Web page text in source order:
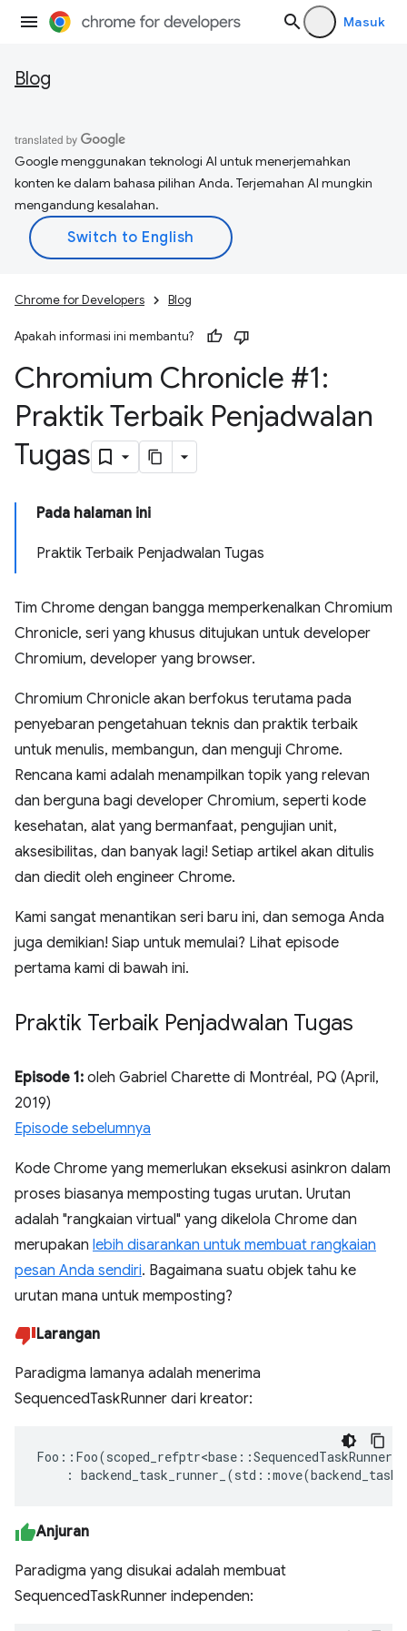
Masuk
Blog
Google menggunakan teknologi AI untuk menerjemahkan
konten ke dalam bahasa pilihan Anda. Terjemahan AI mungkin
mengandung kesalahan.
Chrome for Developers Blog
Apakah informasi ini membantu?
Chromium Chronicle #1:
Praktik Terbaik Penjadwalan
Tugas
Pada halaman ini
Praktik Terbaik Penjadwalan Tugas
Tim Chrome dengan bangga memperkenalkan Chromium
Chronicle, seri yang khusus ditujukan untuk developer
Chromium, developer yang browser.
Chromium Chronicle akan berfokus terutama pada
penyebaran pengetahuan teknis dan praktik terbaik
untuk menulis, membangun, dan menguji Chrome.
Rencana kami adalah menampilkan topik yang relevan
dan berguna bagi developer Chromium, seperti kode
kesehatan, alat yang bermanfaat, pengujian unit,
aksesibilitas, dan banyak lagi! Setiap artikel akan ditulis
dan diedit oleh engineer Chrome.
Kami sangat menantikan seri baru ini, dan semoga Anda
juga demikian! Siap untuk memulai? Lihat episode
pertama kami di bawah ini.
Praktik Terbaik Penjadwalan Tugas
Episode 1: oleh Gabriel Charette di Montréal, PQ (April,
2019)
Episode sebelumnya
Kode Chrome yang memerlukan eksekusi asinkron dalam
proses biasanya memposting tugas urutan. Urutan
adalah "rangkaian virtual" yang dikelola Chrome dan
merupakan lebih disarankan untuk membuat rangkaian
pesan Anda sendiri. Bagaimana suatu objek tahu ke
urutan mana untuk memposting?
Larangan
Paradigma lamanya adalah menerima
SequencedTaskRunner dari kreator:
Foo :: Foo(scoped_refptr<base ::SequencedTaskRunner
: backend_task_runner_ (std ::move(
Anjuran
Paradigma yang disukai adalah membuat
SequencedTaskRunner independen: